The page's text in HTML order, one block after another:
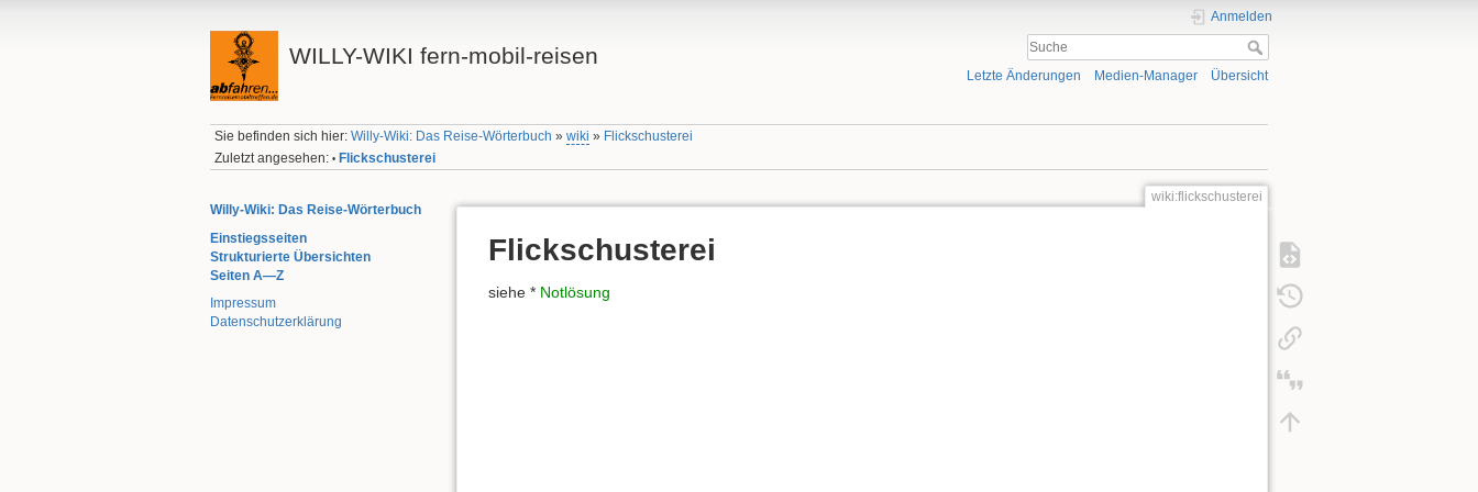
WILLY-WIKI fern-mobil-reisen
Anmelden
Letzte Änderungen Medien-Manager Übersicht
Sie befinden sich hier:Willy-Wiki: Das Reise-Wörterbuch »wiki » Flickschusterei
Zuletzt angesehen: • Flickschusterei
Willy-Wiki: Das Reise-Wörterbuch
Einstiegsseiten
Strukturierte Übersichten
Seiten A—Z
Impressum
Datenschutzerklärung
wiki:flickschusterei
Flickschusterei
siehe * Notlösung